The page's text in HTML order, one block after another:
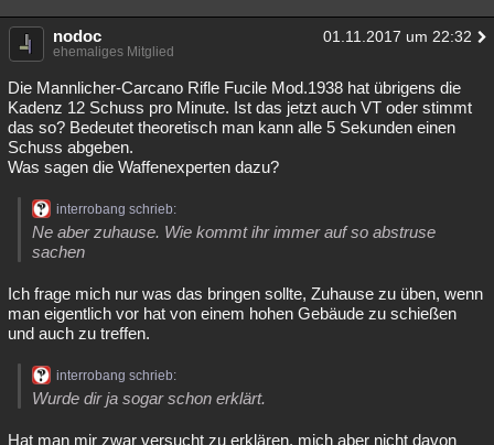
nodoc 01.11.2017 um 22:32
ehemaliges Mitglied
Die Mannlicher-Carcano Rifle Fucile Mod.1938 hat übrigens die
Kadenz 12 Schuss pro Minute. Ist das jetzt auch VT oder stimmt
das so? Bedeutet theoretisch man kann alle 5 Sekunden einen
Schuss abgeben.
Was sagen die Waffenexperten dazu?
interrobang schrieb:
Ne aber zuhause. Wie kommt ihr immer auf so abstruse
sachen
Ich frage mich nur was das bringen sollte, Zuhause zu üben, wenn
man eigentlich vor hat von einem hohen Gebäude zu schießen
und auch zu treffen.
interrobang schrieb:
Wurde dir ja sogar schon erklärt.
Hat man mir zwar versucht zu erklären, mich aber nicht davon